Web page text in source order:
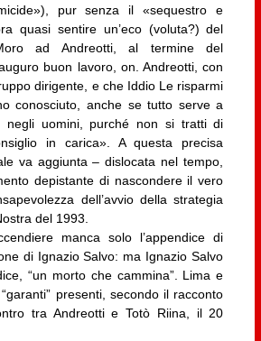
pur senza il «sequestro e
quasi sentire un’eco (voluta?) del
ad Andreotti, al termine del
buon lavoro, on. Andreotti, con
dirigente, e che Iddio Le risparmi
conosciuto, anche se tutto serve a
negli uomini, purché non si tratti di
in carica». A questa precisa
va aggiunta – dislocata nel tempo,
depistante di nascondere il vero
dell’avvio della strategia
del 1993.
manca solo l’appendice di
di Ignazio Salvo: ma Ignazio Salvo
“un morto che cammina”. Lima e
presenti, secondo il racconto
tra Andreotti e Totò Riina, il 20